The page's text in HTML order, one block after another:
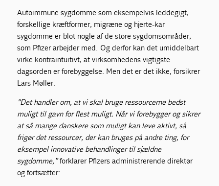
Autoimmune sygdomme som eksempelvis leddegigt,
forskellige kræftformer, migræne og hjerte-kar
sygdomme er blot nogle af de store sygdomsområder,
som Pfizer arbejder med. Og derfor kan det umiddelbart
virke kontraintuitivt, at virksomhedens vigtigste
dagsorden er forebyggelse. Men det er det ikke, forsikrer
Lars Møller:
"Det handler om, at vi skal bruge ressourcerne bedst
muligt til gavn for flest muligt. Når vi forebygger og sikrer
at så mange danskere som muligt kan leve aktivt, så
frigør det ressourcer, der kan bruges på andre ting, for
eksempel innovative behandlinger til sjældne
sygdomme,”forklarer Pfizers administrerende direktør
og fortsætter: